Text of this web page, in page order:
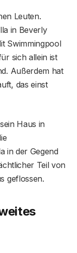
Leuten.
in Beverly
Swimmingpool
sich allein ist
Außerdem hat
das einst
Haus in
in der Gegend
Teil von
geflossen.